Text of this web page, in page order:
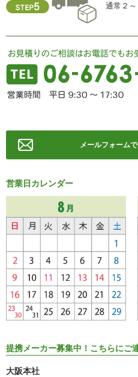
通常２
メールフォーム
営業日カレンダー
提携メーカー募集中！こちらにご
大阪本社